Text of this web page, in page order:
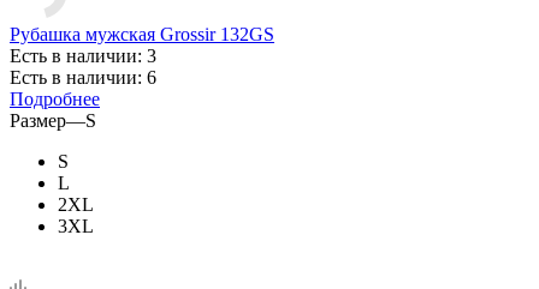
Рубашка мужская Grossir 132GS
Есть в наличии: 3
Есть в наличии: 6
Подробнее
Размер—S
S
L
2XL
3XL